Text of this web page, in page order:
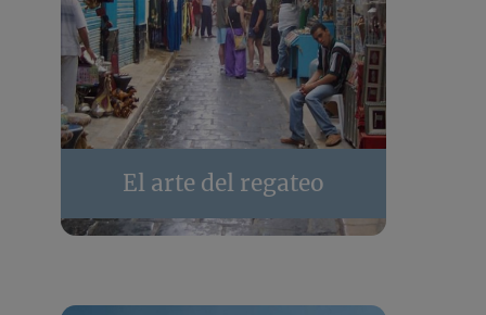
El arte del regateo